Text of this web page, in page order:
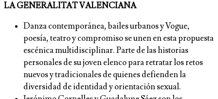
LA GENERALITAT VALENCIANA
Danza contemporánea, bailes urbanos y Vogue,
poesía, teatro y compromiso se unen en esta propuesta
escénica multidisciplinar. Parte de las historias
personales de su joven elenco para retratar los retos
nuevos y tradicionales de quienes defienden la
diversidad de identidad y orientación sexual.